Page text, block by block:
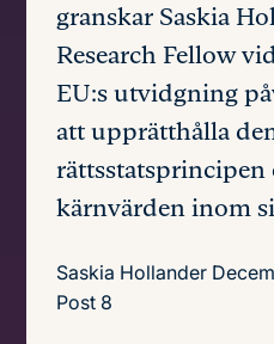
granskar Saskia
Research Fellow
EU:s utvidgning
att upprätthålla
rättsstatsprincipen
kärnvärden inom
Saskia Hollander
Post 8